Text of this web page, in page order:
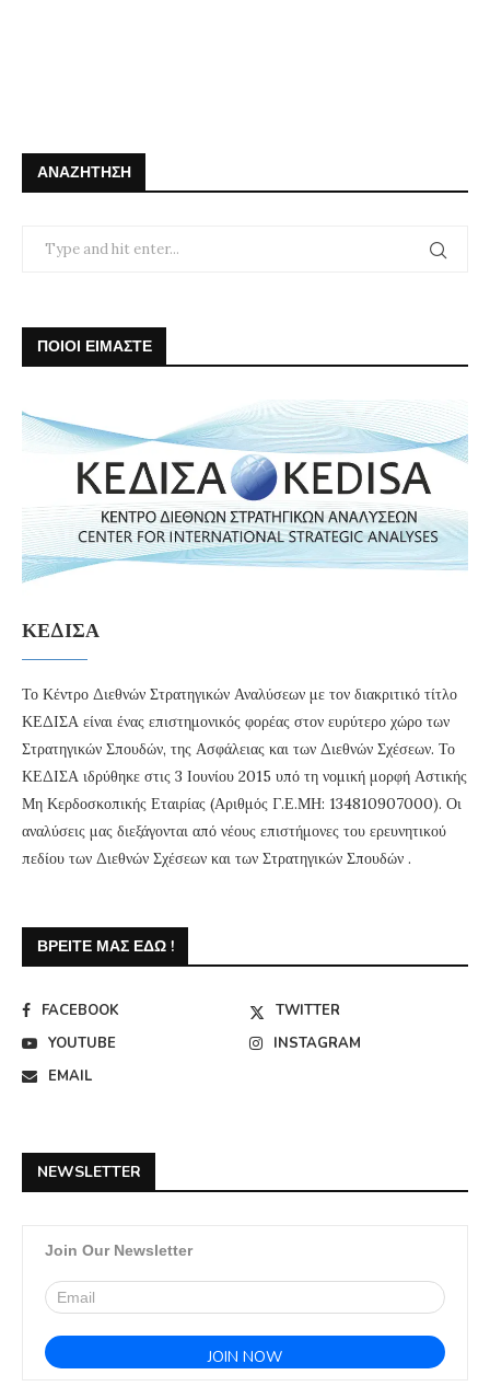
ΑΝΑΖΉΤΗΣΗ
ΠΟΙΟΙ ΕΙΜΑΣΤΕ
ΚΕΔΙΣΑ
Το Κέντρο Διεθνών Στρατηγικών Αναλύσεων με τον διακριτικό τίτλο
ΚΕΔΙΣΑ είναι ένας επιστημονικός φορέας στον ευρύτερο χώρο των
Στρατηγικών Σπουδών, της Ασφάλειας και των Διεθνών Σχέσεων. Το
ΚΕΔΙΣΑ ιδρύθηκε στις 3 Ιουνίου 2015 υπό τη νομική μορφή Αστικής
Μη Κερδοσκοπικής Εταιρίας (Αριθμός Γ.Ε.ΜΗ: 134810907000). Οι
αναλύσεις μας διεξάγονται από νέους επιστήμονες του ερευνητικού
πεδίου των Διεθνών Σχέσεων και των Στρατηγικών Σπουδών .
ΒΡΕΊΤΕ ΜΑΣ ΕΔΏ !
FACEBOOK
TWITTER
YOUTUBE
INSTAGRAM
EMAIL
NEWSLETTER
Join Our Newsletter